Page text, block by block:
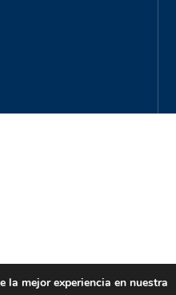
la mejor experiencia en nuestra